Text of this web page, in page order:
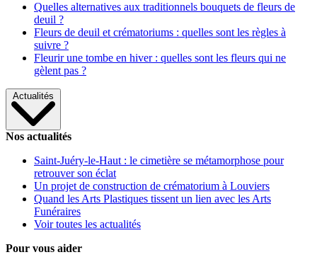
Quelles alternatives aux traditionnels bouquets de fleurs de
deuil ?
Fleurs de deuil et crématoriums : quelles sont les règles à
suivre ?
Fleurir une tombe en hiver : quelles sont les fleurs qui ne
gèlent pas ?
Actualités
Nos actualités
Saint-Juéry-le-Haut : le cimetière se métamorphose pour
retrouver son éclat
Un projet de construction de crématorium à Louviers
Quand les Arts Plastiques tissent un lien avec les Arts
Funéraires
Voir toutes les actualités
Pour vous aider